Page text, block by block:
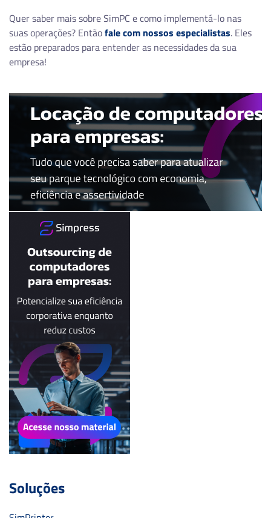
Quer saber mais sobre SimPC e como implementá-lo nas
suas operações? Entãofale com nossos especialistas. Eles
estão preparados para entender as necessidades da sua
empresa!
Soluções